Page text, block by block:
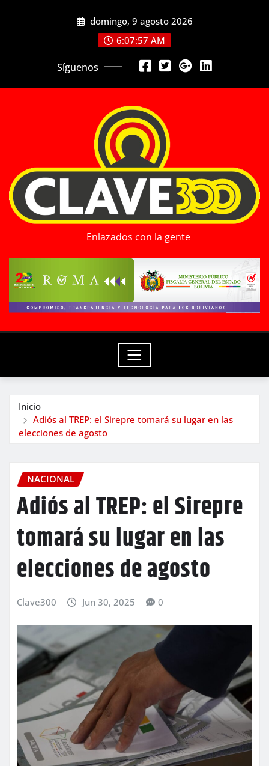
domingo, 9 agosto 2026
6:07:58 AM
Síguenos
Enlazados con la gente
Inicio
Adiós al TREP: el Sirepre tomará su lugar en las
elecciones de agosto
NACIONAL
Adiós al TREP: el Sirepre
tomará su lugar en las
elecciones de agosto
Clave300 Jun 30, 2025 0